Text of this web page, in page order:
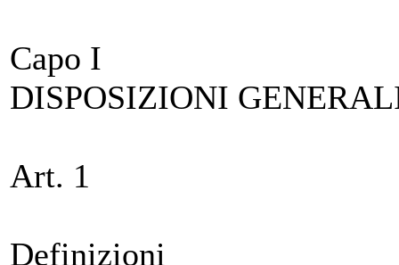
Capo I
DISPOSIZIONI
Art. 1
Definizioni